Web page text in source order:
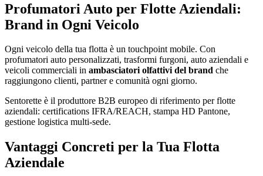
Profumatori Auto per Flotte Aziendali:
Brand in Ogni Veicolo
Ogni veicolo della tua flotta è un touchpoint mobile. Con
profumatori auto personalizzati, trasformi furgoni, auto aziendali e
veicoli commerciali in ambasciatori olfattivi del brand che
raggiungono clienti, partner e comunità ogni giorno.
Sentorette è il produttore B2B europeo di riferimento per flotte
aziendali: certifications IFRA/REACH, stampa HD Pantone,
gestione logistica multi-sede.
Vantaggi Concreti per la Tua Flotta
Aziendale